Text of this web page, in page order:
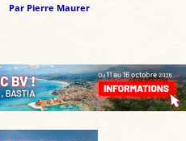
Par Pierre Maurer